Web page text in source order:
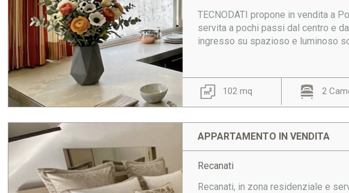
TECNODATI propone in vendita a
servita a pochi passi dal centro e
ingresso su spazioso e luminoso
102 mq 2
APPARTAMENTO IN VENDITA
Recanati
Recanati, in zona residenziale e